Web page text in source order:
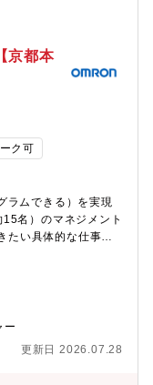
京都本
ク可
ムできる）を実現
名）のマネジメント
たい具体的な仕事内
円以下の予算執行認
管理、目標設定と人
機付けやキャリア育
ネジメント など【募
因した低い開発生産
ー
更新日 2026.07.28